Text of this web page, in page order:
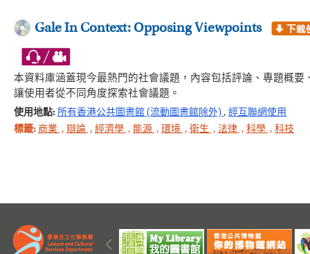
Gale In Context: Opposing Viewpoints
本資料庫涵蓋現今最熱門的社會議題，內容包括評論、專題概
讓使用者從不同角度探索社會議題。
使用地點: 所有香港公共圖書館 (流動圖書館除外) , 經互聯網使用
標籤: 商業 , 辯論 , 經濟學 , 能源 , 環境 , 衛生 , 法律 , 科學 , 科技